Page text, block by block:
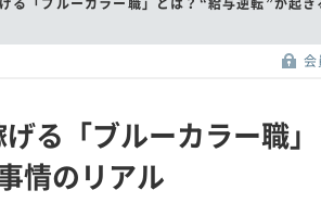
会
る「ブルーカラー職
情のリアル